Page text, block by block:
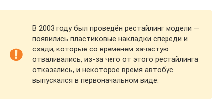
В 2003 году был проведён рестайлинг модели —
появились пластиковые накладки спереди и
сзади, которые со временем зачастую
отваливались, из-за чего от этого рестайлинга
отказались, и некоторое время автобус
выпускался в первоначальном виде.